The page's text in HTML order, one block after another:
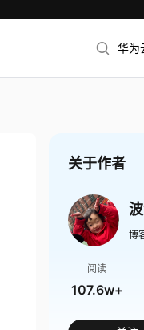
华为
关于作者
博
阅读
107.6w+